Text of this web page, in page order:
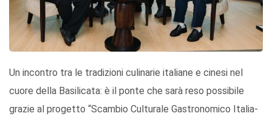
Un incontro tra le tradizioni culinarie italiane e cinesi nel
cuore della Basilicata: è il ponte che sarà reso possibile
grazie al progetto “Scambio Culturale Gastronomico Italia-